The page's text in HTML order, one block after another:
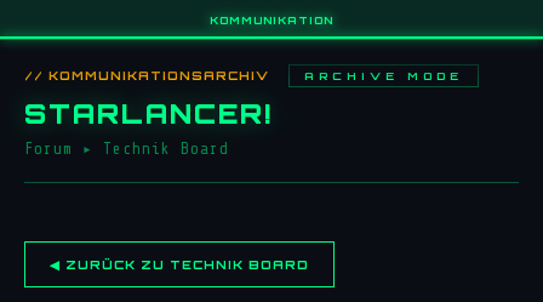
KOMMUNIKATION
// KOMMUNIKATIONSARCHIV ARCHIVE MODE
STARLANCER!
Forum ▸ Technik Board
◀ ZURÜCK ZU TECHNIK BOARD